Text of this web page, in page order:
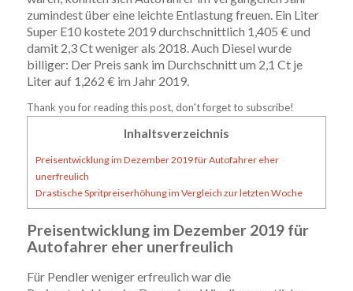
zumindest über eine leichte Entlastung freuen. Ein Liter
Super E10 kostete 2019 durchschnittlich 1,405 € und
damit 2,3 Ct weniger als 2018. Auch Diesel wurde
billiger: Der Preis sank im Durchschnitt um 2,1 Ct je
Liter auf 1,262 € im Jahr 2019.
Thank you for reading this post, don't forget to subscribe!
Inhaltsverzeichnis
Preisentwicklung im Dezember 2019 für Autofahrer eher
unerfreulich
Drastische Spritpreiserhöhung im Vergleich zur letzten Woche
Preisentwicklung im Dezember 2019 für
Autofahrer eher unerfreulich
Für Pendler weniger erfreulich war die